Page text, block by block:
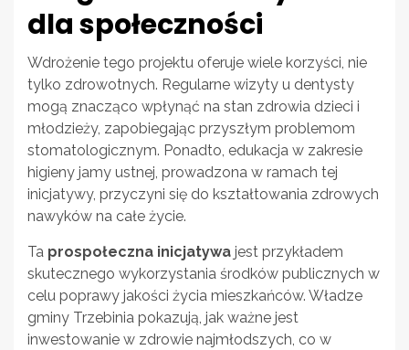
dla społeczności
Wdrożenie tego projektu oferuje wiele korzyści, nie
tylko zdrowotnych. Regularne wizyty u dentysty
mogą znacząco wpłynąć na stan zdrowia dzieci i
młodzieży, zapobiegając przyszłym problemom
stomatologicznym. Ponadto, edukacja w zakresie
higieny jamy ustnej, prowadzona w ramach tej
inicjatywy, przyczyni się do kształtowania zdrowych
nawyków na całe życie.
Ta prospołeczna inicjatywa jest przykładem
skutecznego wykorzystania środków publicznych w
celu poprawy jakości życia mieszkańców. Władze
gminy Trzebinia pokazują, jak ważne jest
inwestowanie w zdrowie najmłodszych, co w